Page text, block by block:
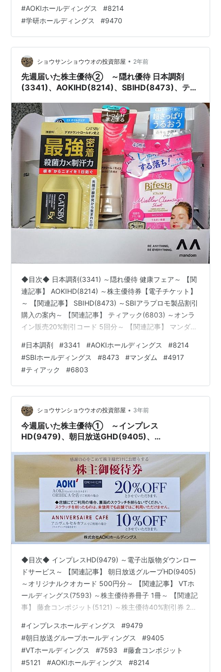
らの優待が続々と届いています。 これで27社目までの紹
介です！！ なんとか、今週は優待を紹介しきれた様で
す!! 今回は 「今週届いた株主優待⑥ ～AOKIHD(8214)、
学研HD(9470)～」 についての記事です。 ランキング参
加中株式投資・F…
#AOKIホールディングス #8214
#学研ホールディングス #9470
ショウサンショウウオの投資部屋 • 2年前
先週届いた株主優待② ～隠れ優待 日本調剤
(3341)、AOKIHD(8214)、SBIHD(8473)、ティ
◆目次◆ 日本調剤(3341) ～隠れ優待 健康フェア～ 【関
連記事】 AOKIHD(8214) ～株主優待券【電子チケット】
～ 【関連記事】 SBIHD(8473) ～SBIアラプロモ製品割引
購入の案内～ 【関連記事】 ティアック(6803) ～オンラ
イン販売20%割引コード 5回分～ 【関連記事】 マンダム
き、ありがとうございます。 shousanshouuoは、 中小型
バリュー株偏重長期投資スタンスの兼業投資家です。 よ
うやく多量の封筒の処理が終わり、ブログにまた取り組
める状況になってきました。 まだまだ、頂いた優待券と
取引の報告…
#日本調剤 #3341 #AOKIホールディングス #8214
#SBIホールディングス #8473 #マンダム #4917
#ティアック #6803
ショウサンショウウオの投資部屋 • 3年前
今週届いた株主優待① ～インプレス
HD(9479)、朝日放送GHD(9405)、
AOKIHD(8214)～
◆目次◆ インプレスHD(9479) ～電子出版物ダウンロー
ドサービス～ 【関連記事】 朝日放送グループHD(9405)
～オリジナルクオカード 500円分～ 【関連記事】 VTホ
ールディングス(7593) ～株主優待券冊子 1冊～ 【関連記
事】 藤倉コンポジット(5121) ～株主優待40%割引券 2
ィングス(8214) ～株主優待券セット～ 【関連記事】 ブ
ログをご覧頂き、ありがとうございます。
shousanshouuoは、地方都市に住んでいるので都会の人
からすると少し遅れて郵便物が届きます。 昨日は沢山の
#インプレスホールディングス #9479
#朝日放送グループホールディングス #9405
#VTホールディングス #7593 #藤倉コンポジット
#5121 #AOKIホールディングス #8214